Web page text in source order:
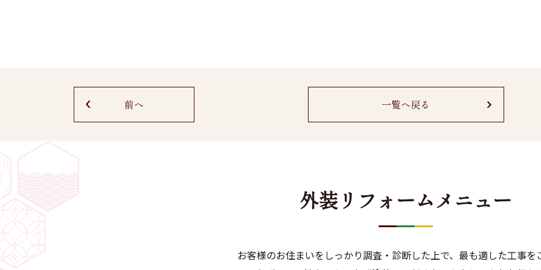
前へ 一覧へ戻る
外装リフォームメニュー
お客様のお住まいをしっかり調査・診断した上で、最も適した工事を